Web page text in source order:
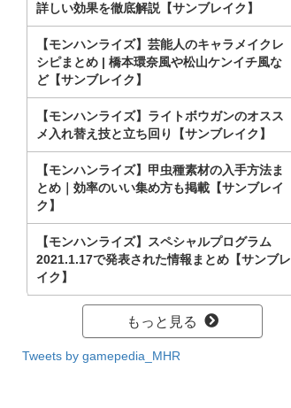
詳しい効果を徹底解説【サンブレイク】
【モンハンライズ】芸能人のキャラメイクレ
シピまとめ | 橋本環奈風や松山ケンイチ風な
ど【サンブレイク】
【モンハンライズ】ライトボウガンのオスス
メ入れ替え技と立ち回り【サンブレイク】
【モンハンライズ】甲虫種素材の入手方法ま
とめ｜効率のいい集め方も掲載【サンブレイ
ク】
【モンハンライズ】スペシャルプログラム
2021.1.17で発表された情報まとめ【サンブレ
イク】
もっと見る
Tweets by gamepedia_MHR